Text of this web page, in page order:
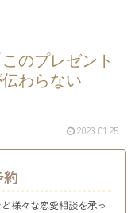
のプレゼント
わらない
2023.01.25
様々な恋愛相談を承っ